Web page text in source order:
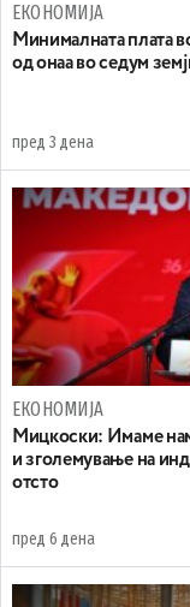
ЕКОНОМИЈА
Минималната плата
од онаа во седум
пред 3 дена
ЕКОНОМИЈА
Mицкоски: Имаме
и зголемување на
отсто
пред 6 дена